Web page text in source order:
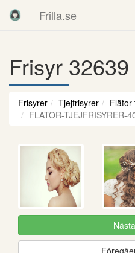
Frilla.se
Frisyr
Frisyrer Tjejfrisyrer
Flätor
FLATOR-TJEJFRISYRER-